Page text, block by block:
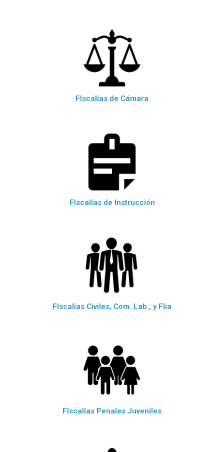
FIscalías de Cámara
FIscalías de Instrucción
FIscalías Civiles, Com. Lab., y Flia
FIscalías Penales Juveniles